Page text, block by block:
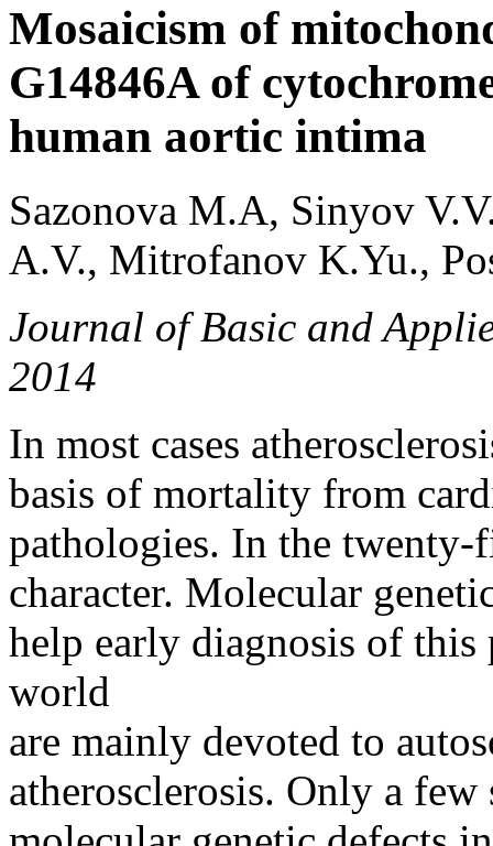
Mosaicism of
G14846A of
human aortic intima
Sazonova M.A, Sinyov
A.V., Mitrofanov K.Yu.,
Journal of Basic and
2014
In most cases
basis of mortality from
pathologies. In the twenty-
character. Molecular
help early diagnosis of this
world
are mainly devoted to
atherosclerosis. Only a few